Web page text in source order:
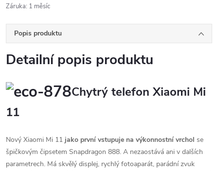
Záruka: 1 měsíc
Popis produktu
Detailní popis produktu
Chytrý telefon Xiaomi Mi
11
Nový Xiaomi Mi 11 jako první vstupuje na výkonnostní vrchol se
špičkovým čipsetem Snapdragon 888. A nezaostává ani v dalších
parametrech. Má skvělý displej, rychlý fotoaparát, parádní zvuk